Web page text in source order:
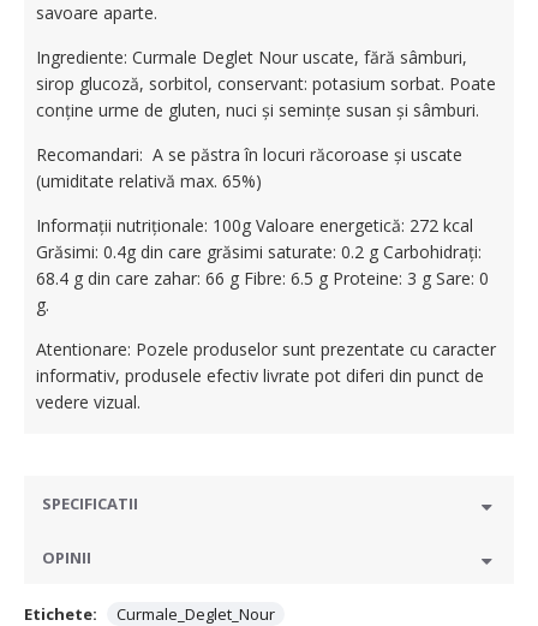
savoare aparte.
Ingrediente: Curmale Deglet Nour uscate, fără sâmburi,
sirop glucoză, sorbitol, conservant: potasium sorbat. Poate
conține urme de gluten, nuci și semințe susan și sâmburi.
Recomandari: A se păstra în locuri răcoroase și uscate
(umiditate relativă max. 65%)
Informații nutriționale: 100g Valoare energetică: 272 kcal
Grăsimi: 0.4g din care grăsimi saturate: 0.2 g Carbohidrați:
68.4 g din care zahar: 66 g Fibre: 6.5 g Proteine: 3 g Sare: 0
g.
Atentionare: Pozele produselor sunt prezentate cu caracter
informativ, produsele efectiv livrate pot diferi din punct de
vedere vizual.
SPECIFICATII
OPINII
Etichete:
Curmale_Deglet_Nour